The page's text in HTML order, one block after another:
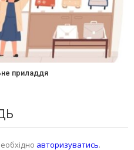
приладдя
авторизуватись.